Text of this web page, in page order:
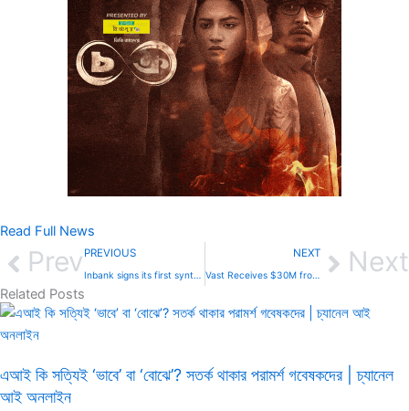
Read Full News
Prev PREVIOUS
Inbank signs its first synthetic securitisation backed by solar panel loans to private individuals in Poland with the European Investment Bank Group
NEXT
Vast Receives $30M from Australian Renewable Energy Agency for Green Technology to Decarbonise Australia’s Grid and Power Green Fuels Production Next
Related Posts
এআই কি সত্যিই ‘ভাবে’ বা ‘বোঝে’? সতর্ক থাকার পরামর্শ গবেষকদের | চ্যানেল
আই অনলাইন